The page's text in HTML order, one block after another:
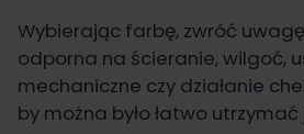
Wybierając farbę, zwróć
odporna na ścieranie, wilgoć,
mechaniczne czy działanie
by można było łatwo